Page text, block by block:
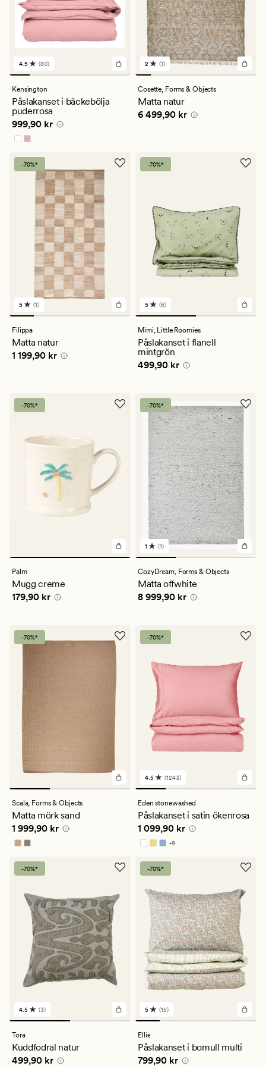
80
omdömen
med
ett
genomsnittligt
betyg
på
4.5
4.5 (80)
Kensington
Påslakanset i bäckebölja
puderrosa
Pris 999,90 kr
999,90 kr
1
omdömen
med
ett
genomsnittligt
betyg
2 (1)
Cosette, Forms & Objects
Matta natur
Pris 6 499,90 kr
6 499,90 kr
-70%*
1
omdömen
med
ett
genomsnittligt
betyg
5 (1)
Filippa
Matta natur
Pris 1 199,90 kr
1 199,90 kr
-70%*
6
omdömen
med
ett
genomsnittligt
betyg
på
5 (6)
Mimi, Little Roomies
Påslakanset i flanell
mintgrön
Pris 499,90 kr
499,90 kr
-70%*
Palm
Mugg creme
Pris 179,90 kr
179,90 kr
-70%*
1
omdömen
med
ett
genomsnittligt
betyg
1 (1)
CozyDream, Forms & Objects
Matta offwhite
Pris 8 999,90 kr
8 999,90 kr
-70%*
Scala, Forms & Objects
Matta mörk sand
Pris 1 999,90 kr
1 999,90 kr
-70%*
1243
omdömen
med
ett
genomsnittligt
betyg
på
4.5
4.5 (1243)
Eden stonewashed
Påslakanset i satin ökenrosa
Pris 1 099,90 kr
1 099,90 kr
+9
Finns i fler färger
-70%*
3
omdömen
med
ett
genomsnittligt
betyg
4.5 (3)
Tora
Kuddfodral natur
Pris 499,90 kr
499,90 kr
-70%*
15
omdömen
med
ett
genomsnittligt
betyg
5 (15)
Ellie
Påslakanset i bomull multi
Pris 799,90 kr
799,90 kr